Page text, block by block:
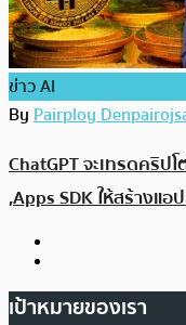
ข่าว AI
ByPairploy
ChatGPT จะเทรดคริป
,Apps SDK ให้สร้างแ
เป้าหมายของเรา